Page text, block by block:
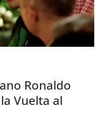
Ronaldo
Vuelta al